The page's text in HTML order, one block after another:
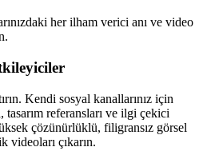
her ilham verici anı ve video
Kendi sosyal kanallarınız için
referansları ve ilgi çekici
çözünürlüklü, filigransız görsel
videoları çıkarın.